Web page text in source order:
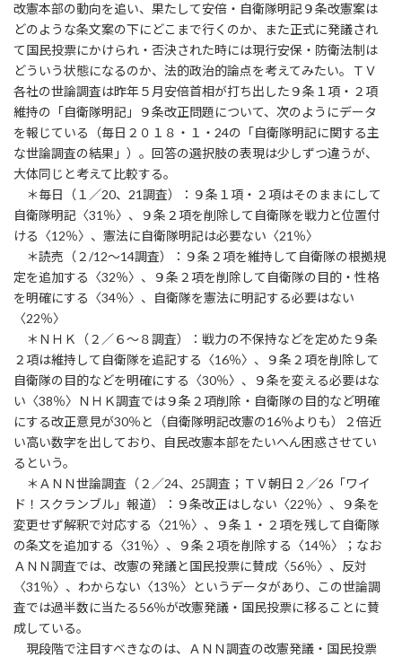
改憲本部の動向を追い、果たして安倍・自衛隊明記９条改憲案は
どのような条文案の下にどこまで行くのか、また正式に発議され
て国民投票にかけられ・否決された時には現行安保・防衛法制は
どういう状態になるのか、法的政治的論点を考えてみたい。ＴＶ
各社の世論調査は昨年５月安倍首相が打ち出した９条１項・２項
維持の「自衛隊明記」９条改正問題について、次のようにデータ
を報じている（毎日２０１８・１・24の「自衛隊明記に関する主
な世論調査の結果」）。回答の選択肢の表現は少しずつ違うが、
大体同じと考えて比較する。
＊毎日（１／20、21調査）：９条１項・２項はそのままにして
自衛隊明記〈31％〉、９条２項を削除して自衛隊を戦力と位置付
ける〈12％〉、憲法に自衛隊明記は必要ない〈21％〉
＊読売（２/12～14調査）：９条２項を維持して自衛隊の根拠規
定を追加する〈32％〉、９条２項を削除して自衛隊の目的・性格
を明確にする〈34％〉、自衛隊を憲法に明記する必要はない
〈22％〉
＊ＮＨＫ（２／６～８調査）：戦力の不保持などを定めた９条
２項は維持して自衛隊を追記する〈16％〉、９条２項を削除して
自衛隊の目的などを明確にする〈30％〉、９条を変える必要はな
い〈38％〉ＮＨＫ調査では９条２項削除・自衛隊の目的など明確
にする改正意見が30％と（自衛隊明記改憲の16％よりも）２倍近
い高い数字を出しており、自民改憲本部をたいへん困惑させてい
るという。
＊ＡＮＮ世論調査（２／24、25調査；ＴＶ朝日２／26「ワイ
ド！スクランブル」報道）：９条改正はしない〈22％〉、９条を
変更せず解釈で対応する〈21％〉、９条１・２項を残して自衛隊
の条文を追加する〈31％〉、９条２項を削除する〈14％〉；なお
ＡＮＮ調査では、改憲の発議と国民投票に賛成〈56％〉、反対
〈31％〉、わからない〈13％〉というデータがあり、この世論調
査では過半数に当たる56％が改憲発議・国民投票に移ることに賛
成している。
現段階で注目すべきなのは、ＡＮＮ調査の改憲発議・国民投票